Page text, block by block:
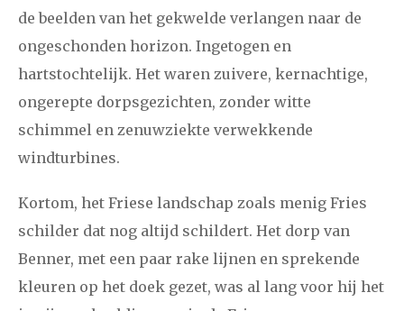
de beelden van het gekwelde verlangen naar de
ongeschonden horizon. Ingetogen en
hartstochtelijk. Het waren zuivere, kernachtige,
ongerepte dorpsgezichten, zonder witte
schimmel en zenuwziekte verwekkende
windturbines.
Kortom, het Friese landschap zoals menig Fries
schilder dat nog altijd schildert. Het dorp van
Benner, met een paar rake lijnen en sprekende
kleuren op het doek gezet, was al lang voor hij het